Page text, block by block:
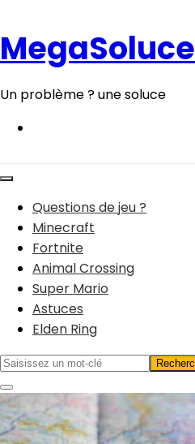
contenu
MegaSoluce
Un problème ? une soluce
Questions de jeu ?
Minecraft
Fortnite
Animal Crossing
Super Mario
Astuces
Elden Ring